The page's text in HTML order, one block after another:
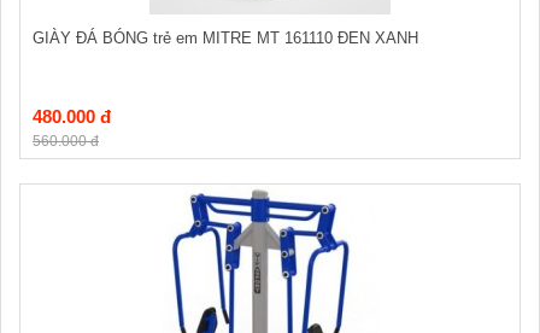
GIÀY ĐÁ BÓNG trẻ em MITRE MT 161110 ĐEN XANH
480.000 đ
560.000 đ